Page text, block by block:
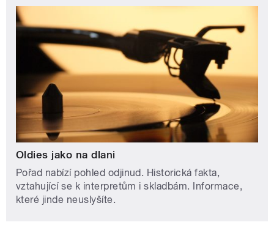
Oldies jako na dlani
Pořad nabízí pohled odjinud. Historická fakta,
vztahující se k interpretům i skladbám. Informace,
které jinde neuslyšíte.